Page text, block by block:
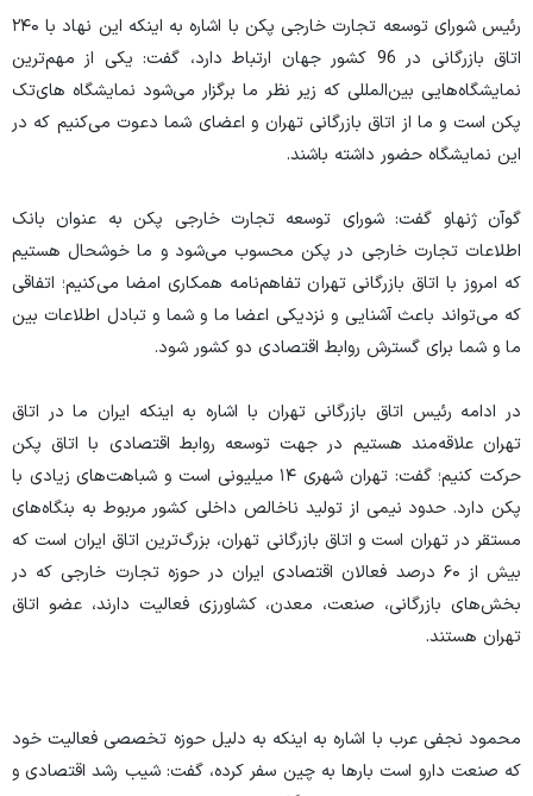
رئیس شورای توسعه تجارت خارجی پکن با اشاره به اینکه این نهاد با ۲۴۰
اتاق بازرگانی در 96 کشور جهان ارتباط دارد، گفت: یکی از مهم‌ترین
نمایشگاه‌هایی بین‌المللی که زیر نظر ما برگزار ‌می‌شود نمایشگاه ‌های‌تک
پکن است و ما از اتاق بازرگانی تهران و اعضای شما دعوت ‌می‌کنیم که در
این نمایشگاه حضور داشته باشند.
گوآن ژنهاو گفت: شورای توسعه تجارت خارجی پکن به عنوان بانک
اطلاعات تجارت خارجی در پکن محسوب ‌می‌شود و ما خوشحال هستیم
که امروز با اتاق بازرگانی تهران تفاهم‌نامه همکاری امضا ‌می‌کنیم؛ اتفاقی
که ‌می‌تواند باعث آشنایی و نزدیکی اعضا ما و شما و تبادل اطلاعات بین
ما و شما برای گسترش روابط اقتصادی دو کشور شود.
در ادامه رئیس اتاق بازرگانی تهران با اشاره به اینکه ایران ما در اتاق
تهران علاقه‌مند هستیم در جهت توسعه روابط اقتصادی با اتاق پکن
حرکت کنیم؛ گفت: تهران شهری ۱۴ میلیونی است و شباهت‌های زیادی با
پکن دارد. حدود نیمی از تولید ناخالص داخلی کشور مربوط به بنگاه‌های
مستقر در تهران است و اتاق بازرگانی تهران، بزرگ‌ترین اتاق‌ ایران است که
بیش از ۶۰ درصد فعالان اقتصادی ایران در حوزه تجارت خارجی که در
بخش‌های بازرگانی، صنعت، معدن، کشاورزی فعالیت دارند، عضو اتاق
تهران هستند.
محمود نجفی عرب با اشاره به اینکه به دلیل حوزه تخصصی فعالیت خود
که صنعت دارو است بارها به چین سفر کرده، گفت: شیب رشد اقتصادی و